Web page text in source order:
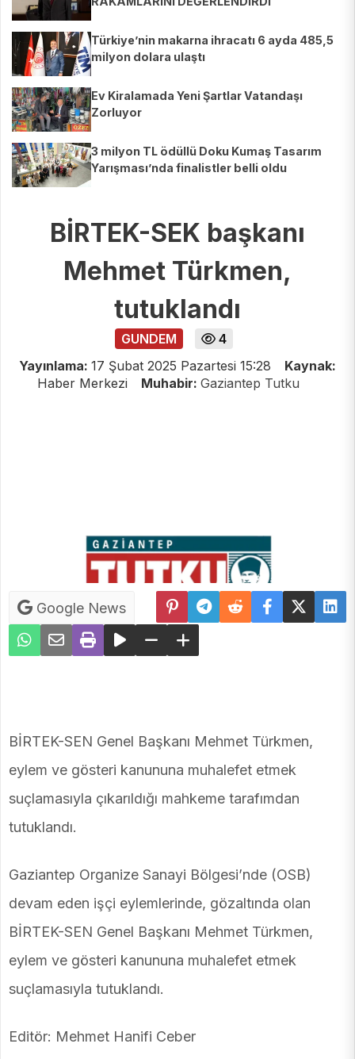
Türkiye’nin makarna ihracatı 6 ayda 485,5
milyon dolara ulaştı
Ev Kiralamada Yeni Şartlar Vatandaşı
Zorluyor
3 milyon TL ödüllü Doku Kumaş Tasarım
Yarışması’nda finalistler belli oldu
BİRTEK-SEK başkanı
Mehmet Türkmen,
tutuklandı
GUNDEM
4
Yayınlama: 17 Şubat 2025 Pazartesi 15:28
Kaynak:
Haber Merkezi
Muhabir: Gaziantep Tutku
Google News
BİRTEK-SEN Genel Başkanı Mehmet Türkmen,
eylem ve gösteri kanununa muhalefet etmek
suçlamasıyla çıkarıldığı mahkeme tarafımdan
tutuklandı.
Gaziantep Organize Sanayi Bölgesi’nde (OSB)
devam eden işçi eylemlerinde, gözaltında olan
BİRTEK-SEN Genel Başkanı Mehmet Türkmen,
eylem ve gösteri kanununa muhalefet etmek
suçlamasıyla tutuklandı.
Editör: Mehmet Hanifi Ceber